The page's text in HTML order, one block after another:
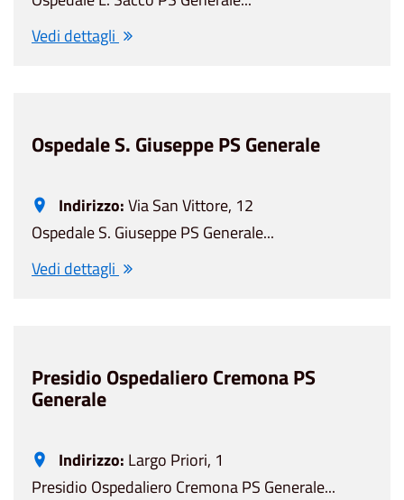
Vedi dettagli
Ospedale S. Giuseppe PS Generale
Indirizzo:Via San Vittore, 12
Ospedale S. Giuseppe PS Generale...
Vedi dettagli
Presidio Ospedaliero Cremona PS
Generale
Indirizzo: Largo Priori, 1
Presidio Ospedaliero Cremona PS Generale...